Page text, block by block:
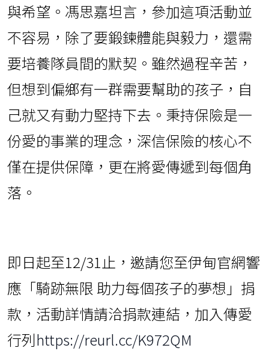
與希望。馮思嘉坦言，參加這項活動並
不容易，除了要鍛鍊體能與毅力，還需
要培養隊員間的默契。雖然過程辛苦，
但想到偏鄉有一群需要幫助的孩子，自
己就又有動力堅持下去。秉持保險是一
份愛的事業的理念，深信保險的核心不
僅在提供保障，更在將愛傳遞到每個角
落。
即日起至12/31止，邀請您至伊甸官網響
應「騎跡無限 助力每個孩子的夢想」捐
款，活動詳情請洽捐款連結，加入傳愛
行列https://reurl.cc/K972QM